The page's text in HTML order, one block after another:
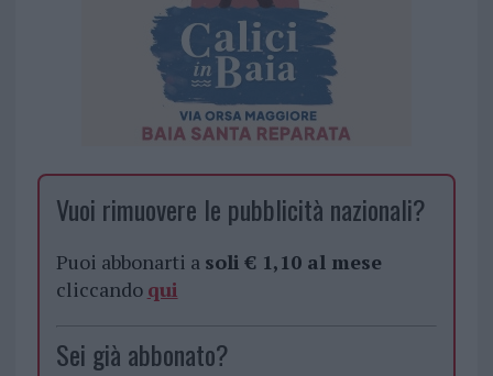
Vuoi rimuovere le pubblicità nazionali?
Puoi abbonarti a soli € 1,10 al mese
cliccando qui
Sei già abbonato?